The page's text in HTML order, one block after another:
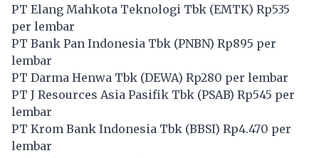
PT Elang Mahkota Teknologi Tbk (EMTK) Rp535
per lembar
PT Bank Pan Indonesia Tbk (PNBN) Rp895 per
lembar
PT Darma Henwa Tbk (DEWA) Rp280 per lembar
PT J Resources Asia Pasifik Tbk (PSAB) Rp545 per
lembar
PT Krom Bank Indonesia Tbk (BBSI) Rp4.470 per
lembar